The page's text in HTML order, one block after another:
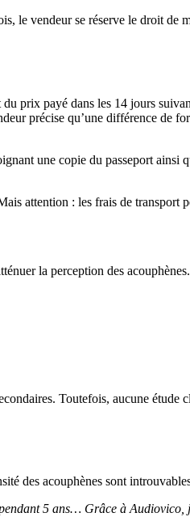
le vendeur se réserve le droit de
prix payé dans les 14 jours
précise qu’une différence de
une copie du passeport ainsi
attention : les frais de transport
la perception des
Toutefois, aucune étude
des acouphènes sont
5 ans… Grâce à Audiovico,